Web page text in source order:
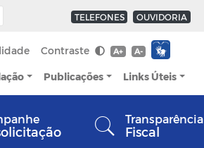
TELEFONES OUVIDORIA
Contraste A+ A-
Publicações Links Úteis
Transparência
Fiscal